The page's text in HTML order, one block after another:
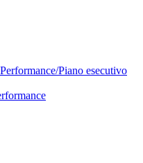
Piano esecutivo